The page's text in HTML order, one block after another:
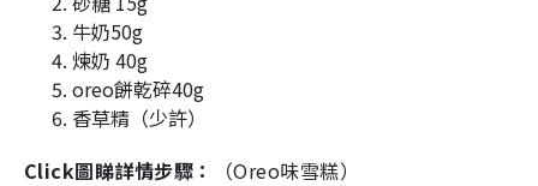
牛奶50g
煉奶 40g
oreo餅乾碎40g
香草精（少許）
Click圖睇詳情步驟：
（Oreo味雪糕）